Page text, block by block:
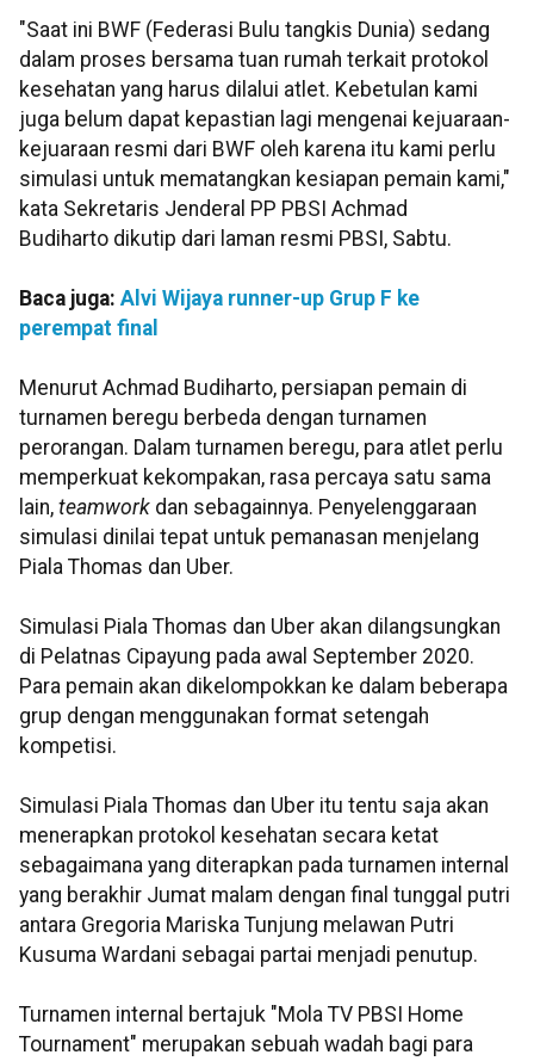
"Saat ini BWF (Federasi Bulu tangkis Dunia) sedang
dalam proses bersama tuan rumah terkait protokol
kesehatan yang harus dilalui atlet. Kebetulan kami
juga belum dapat kepastian lagi mengenai kejuaraan-
kejuaraan resmi dari BWF oleh karena itu kami perlu
simulasi untuk mematangkan kesiapan pemain kami,"
kata Sekretaris Jenderal PP PBSI Achmad
Budiharto dikutip dari laman resmi PBSI, Sabtu.
Baca juga: Alvi Wijaya runner-up Grup F ke
perempat final
Menurut Achmad Budiharto, persiapan pemain di
turnamen beregu berbeda dengan turnamen
perorangan. Dalam turnamen beregu, para atlet perlu
memperkuat kekompakan, rasa percaya satu sama
lain, teamwork dan sebagainnya. Penyelenggaraan
simulasi dinilai tepat untuk pemanasan menjelang
Piala Thomas dan Uber.
Simulasi Piala Thomas dan Uber akan dilangsungkan
di Pelatnas Cipayung pada awal September 2020.
Para pemain akan dikelompokkan ke dalam beberapa
grup dengan menggunakan format setengah
kompetisi.
Simulasi Piala Thomas dan Uber itu tentu saja akan
menerapkan protokol kesehatan secara ketat
sebagaimana yang diterapkan pada turnamen internal
yang berakhir Jumat malam dengan final tunggal putri
antara Gregoria Mariska Tunjung melawan Putri
Kusuma Wardani sebagai partai menjadi penutup.
Turnamen internal bertajuk "Mola TV PBSI Home
Tournament" merupakan sebuah wadah bagi para